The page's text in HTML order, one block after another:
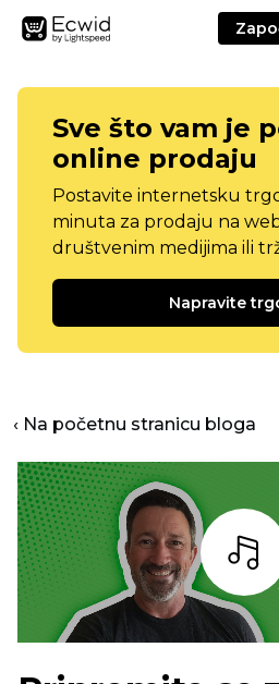
Sve što vam je
online prodaju
Postavite internetsku
minuta za prodaju na
društvenim medijima ili
Napravite
‹ Na početnu stranicu bloga
Slušaj